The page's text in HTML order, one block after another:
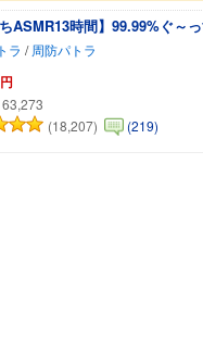
ちASMR13時間】99.99%ぐ～
ラ / 周防パトラ
円
63,273
(18,207)
(219)